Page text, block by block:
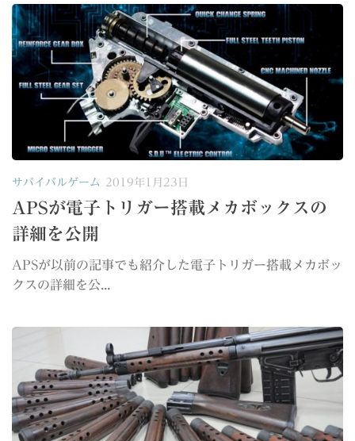
サバイバルゲーム 2019年1月23日
APSが電子トリガー搭載メカボックスの
詳細を公開
APSが以前の記事でも紹介した電子トリガー搭載メカボッ
クスの詳細を公...